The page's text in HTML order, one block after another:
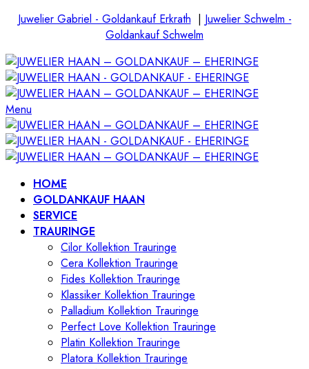
Juwelier Gabriel - Goldankauf Erkrath | Juwelier Schwelm -
Goldankauf Schwelm
Menu
HOME
GOLDANKAUF HAAN
SERVICE
TRAURINGE
Cilor Kollektion Trauringe
Cera Kollektion Trauringe
Fides Kollektion Trauringe
Klassiker Kollektion Trauringe
Palladium Kollektion Trauringe
Perfect Love Kollektion Trauringe
Platin Kollektion Trauringe
Platora Kollektion Trauringe